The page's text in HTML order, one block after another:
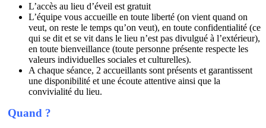
L’accès au lieu d’éveil est gratuit
L’équipe vous accueille en toute liberté (on vient quand on
veut, on reste le temps qu’on veut), en toute confidentialité (ce
qui se dit et se vit dans le lieu n’est pas divulgué à l’extérieur),
en toute bienveillance (toute personne présente respecte les
valeurs individuelles sociales et culturelles).
A chaque séance, 2 accueillants sont présents et garantissent
une disponibilité et une écoute attentive ainsi que la
convivialité du lieu.
Quand ?